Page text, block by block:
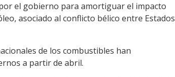
el gobierno para amortiguar el impacto
asociado al conflicto bélico entre Estados
de los combustibles han
a partir de abril.